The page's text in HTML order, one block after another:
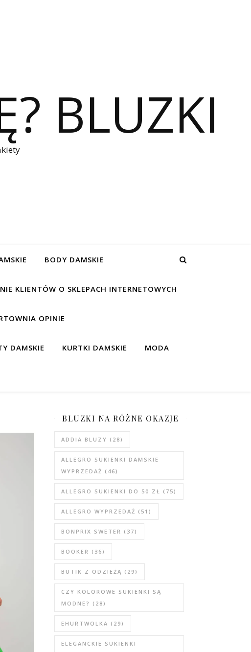
BLUZKI
BODY DAMSKIE
KLIENTÓW O SKLEPACH INTERNETOWYCH
OPINIE
DAMSKIE KURTKI DAMSKIE MODA
BLUZKI NA RÓŻNE OKAZJE
ADDIA BLUZY (28)
ALLEGRO SUKIENKI DAMSKIE
WYPRZEDAŻ (46)
ALLEGRO SUKIENKI DO 50 ZŁ (75)
ALLEGRO WYPRZEDAŻ (51)
BONPRIX SWETER (37)
BOOKER (36)
BUTIK Z ODZIEŻĄ (29)
CZY KOLOROWE SUKIENKI SĄ
MODNE? (28)
EHURTWOLKA (29)
ELEGANCKIE SUKIENKI